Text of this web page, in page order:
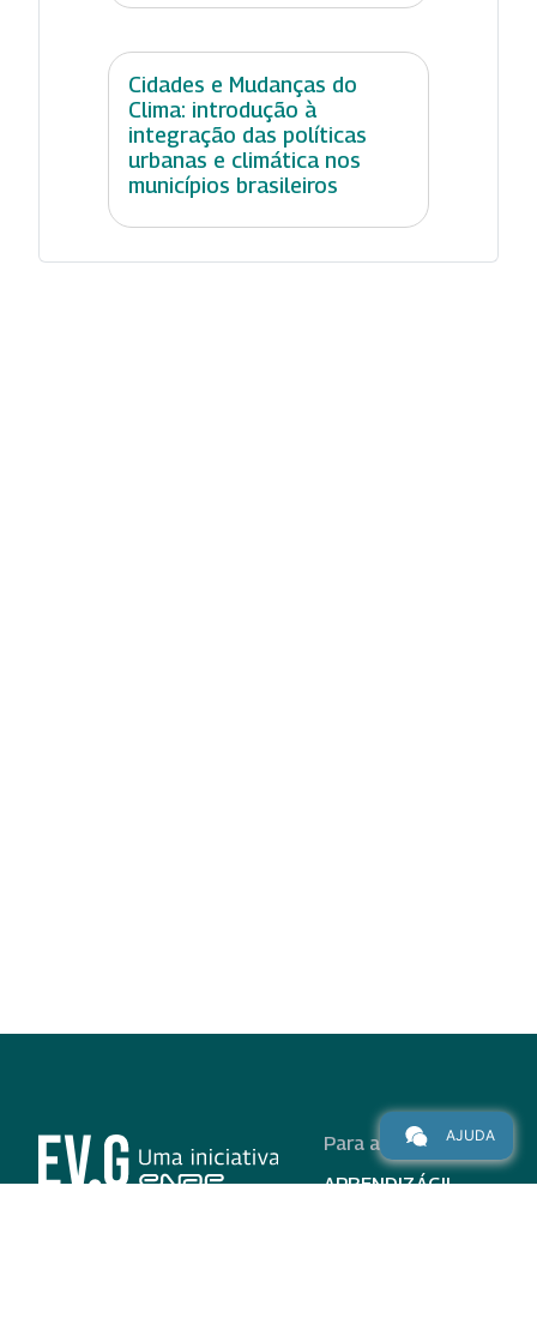
Cidades e Mudanças do
Clima: introdução à
integração das políticas
urbanas e climática nos
municípios brasileiros
Para alunos
APRENDIZÁGIL
AJUDA